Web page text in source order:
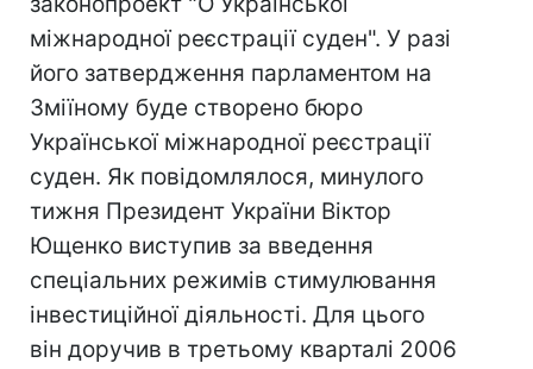
міжнародної реєстрації суден". У разі
його затвердження парламентом на
Зміїному буде створено бюро
Української міжнародної реєстрації
суден. Як повідомлялося, минулого
тижня Президент України Віктор
Ющенко виступив за введення
спеціальних режимів стимулювання
інвестиційної діяльності. Для цього
він доручив в третьому кварталі 2006